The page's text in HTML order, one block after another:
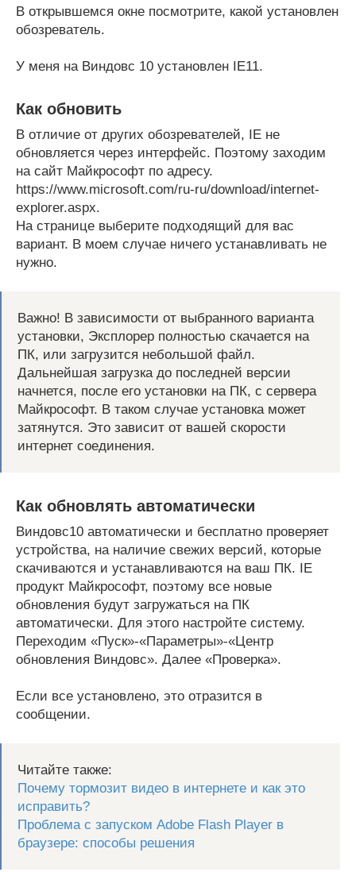
В открывшемся окне посмотрите, какой установлен
обозреватель.
У меня на Виндовс 10 установлен IE11.
Как обновить
В отличие от других обозревателей, IE не
обновляется через интерфейс. Поэтому заходим
на сайт Майкрософт по адресу.
https://www.microsoft.com/ru-ru/download/internet-
explorer.aspx.
На странице выберите подходящий для вас
вариант. В моем случае ничего устанавливать не
нужно.
Важно! В зависимости от выбранного варианта
установки, Эксплорер полностью скачается на
ПК, или загрузится небольшой файл.
Дальнейшая загрузка до последней версии
начнется, после его установки на ПК, с сервера
Майкрософт. В таком случае установка может
затянутся. Это зависит от вашей скорости
интернет соединения.
Как обновлять автоматически
Виндовс10 автоматически и бесплатно проверяет
устройства, на наличие свежих версий, которые
скачиваются и устанавливаются на ваш ПК. IE
продукт Майкрософт, поэтому все новые
обновления будут загружаться на ПК
автоматически. Для этого настройте систему.
Переходим «Пуск»-«Параметры»-«Центр
обновления Виндовс». Далее «Проверка».
Если все установлено, это отразится в
сообщении.
Читайте также:
Почему тормозит видео в интернете и как это
исправить?
Проблема с запуском Adobe Flash Player в
браузере: способы решения